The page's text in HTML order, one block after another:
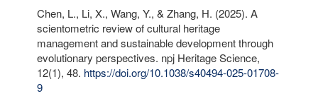
Chen, L., Li, X., Wang, Y., & Zhang, H. (2025). A
scientometric review of cultural heritage
management and sustainable development through
evolutionary perspectives. npj Heritage Science,
12(1), 48. https://doi.org/10.1038/s40494-025-01708-
9